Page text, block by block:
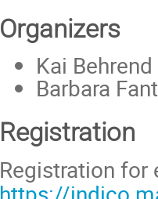
Organizers
Kai
Barbara
Registration
Registration for